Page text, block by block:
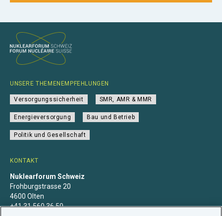
KONTAKT
Nuklearforum Schweiz
Frohburgstrasse 20
4600 Olten
+41 31 560 36 50
UNSERE THEMENEMPFEHLUNGEN
Versorgungssicherheit SMR, AMR & MMR
Energieversorgung Bau und Betrieb
Politik und Gesellschaft